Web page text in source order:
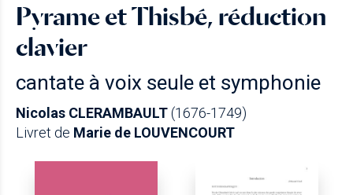
Pyrame et Thisbé, réduction
clavier
cantate à voix seule et symphonie
Nicolas CLERAMBAULT(1676-1749)
Livret de Marie de LOUVENCOURT